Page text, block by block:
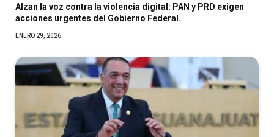
Alzan la voz contra la violencia digital: PAN y PRD exigen
acciones urgentes del Gobierno Federal.
ENERO 29, 2026